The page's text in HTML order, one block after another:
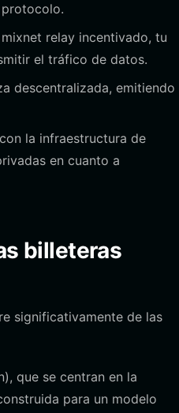
relay incentivado, tu
el tráfico de datos.
descentralizada, emitiendo
la infraestructura de
en cuanto a
billeteras
significativamente de las
que se centran en la
para un modelo